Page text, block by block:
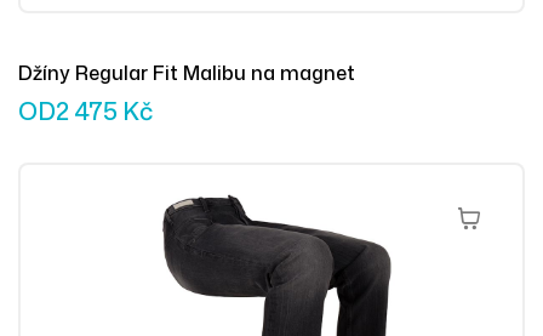
Džíny Regular Fit Malibu na magnet
OD2 475 Kč
Výběr